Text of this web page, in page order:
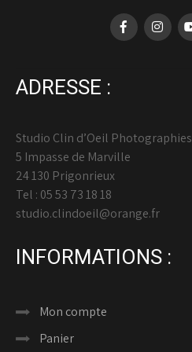
ADRESSE :
Studio Clin d’Oeil Photographies
5 Impasse de Marville
24 130 Prigonrieux
Tel : 05 53 73 18 18
studio.clindoeil@orange.fr
INFORMATIONS :
Mon compte
Panier